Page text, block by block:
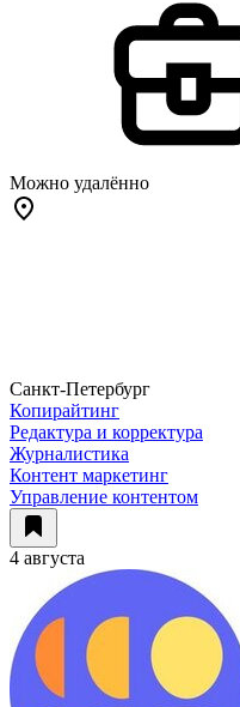
Можно удалённо
Санкт-Петербург
Копирайтинг
Редактура и корректура
Журналистика
Контент маркетинг
Управление контентом
4 августа